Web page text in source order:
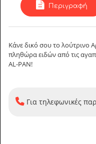
Περιγραφή
Κάνε δικό σου το λούτρινο
πληθώρα ειδών από τις
AL-PAN!
Για τηλεφωνικές